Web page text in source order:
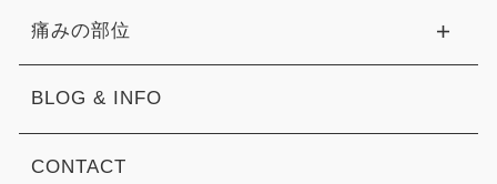
痛みの部位
BLOG & INFO
CONTACT